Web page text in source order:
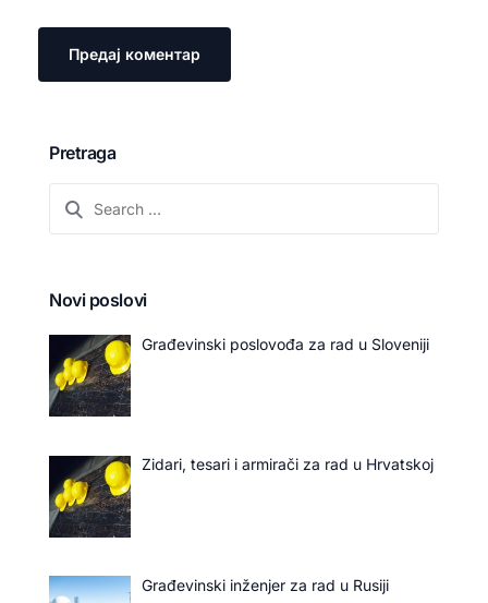
Pretraga
Novi poslovi
Građevinski poslovođa za rad u Sloveniji
Zidari, tesari i armirači za rad u Hrvatskoj
Građevinski inženjer za rad u Rusiji